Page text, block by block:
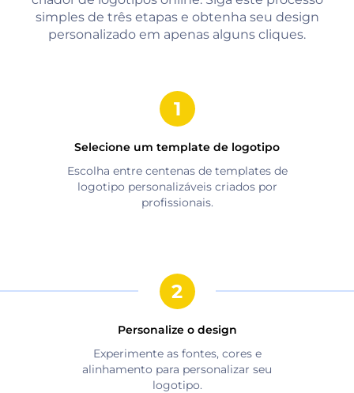
simples de três etapas e obtenha seu design
personalizado em apenas alguns cliques.
Selecione um template de logotipo
Escolha entre centenas de templates de
logotipo personalizáveis criados por
profissionais.
Personalize o design
Experimente as fontes, cores e
alinhamento para personalizar seu
logotipo.